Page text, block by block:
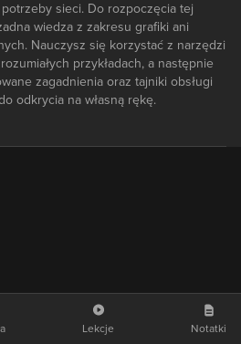
sieci. Do rozpoczęcia tej
wiedza z zakresu grafiki ani
Nauczysz się korzystać z narzędzi
przykładach, a następnie
zagadnienia oraz tajniki obsługi
odkrycia na własną rękę.
Lekcje Notatki